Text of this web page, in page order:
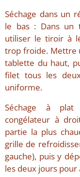
Séchage dans un
le bas : Dans un
utiliser le tiroir à
trop froide. Mettre
tablette du haut,
filet tous les
uniforme.
Séchage à plat
congélateur à
partie la plus
grille de
gauche), puis y
les deux jours